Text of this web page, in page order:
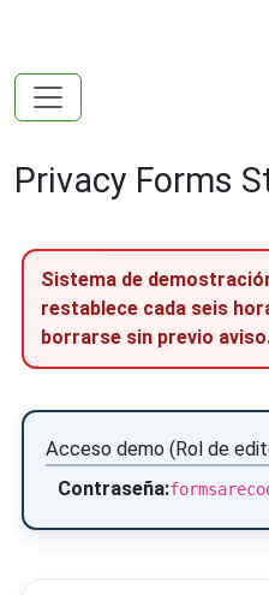
Privacy Forms
Sistema de
restablece cada seis
borrarse sin previo
Acceso demo (Rol de
Contraseña: